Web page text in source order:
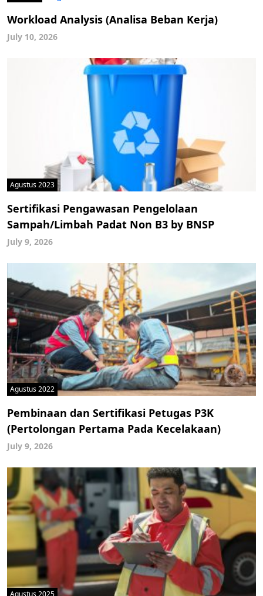
Workload Analysis (Analisa Beban Kerja)
July 10, 2026
Agustus 2023
Sertifikasi Pengawasan Pengelolaan
Sampah/Limbah Padat Non B3 by BNSP
July 9, 2026
Agustus 2022
Pembinaan dan Sertifikasi Petugas P3K
(Pertolongan Pertama Pada Kecelakaan)
July 9, 2026
Agustus 2025